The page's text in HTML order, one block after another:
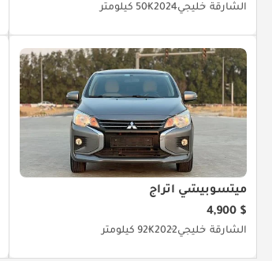
الشارقة خليجي202450K كيلومتر
ميتسوبيشي اتراج
$ 4,900
الشارقة خليجي202292K كيلومتر